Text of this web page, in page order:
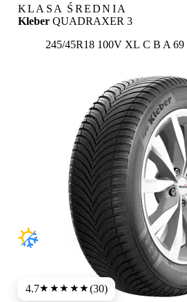
KLASA ŚREDNIA
Kleber QUADRAXER 3
245/45R18 100V XL Etykieta:
C B A 69
4.7★★★★★(30)